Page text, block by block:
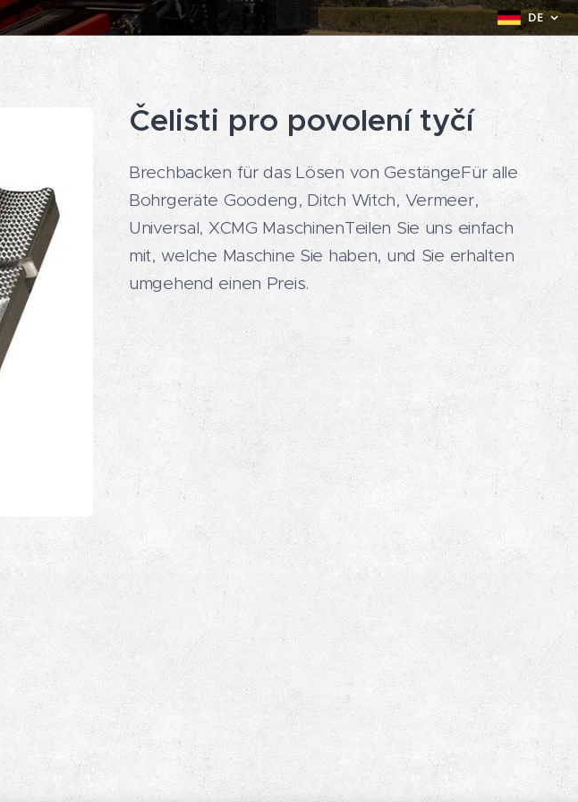
DE
Čelisti pro povolení tyčí
Brechbacken für das Lösen von GestängeFür alle
Bohrgeräte Goodeng, Ditch Witch, Vermeer,
Universal, XCMG MaschinenTeilen Sie uns einfach
mit, welche Maschine Sie haben, und Sie erhalten
umgehend einen Preis.